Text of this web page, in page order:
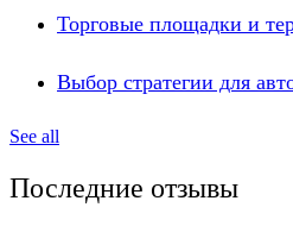
Торговые площадки и
Выбор стратегии для
See all
Последние отзывы